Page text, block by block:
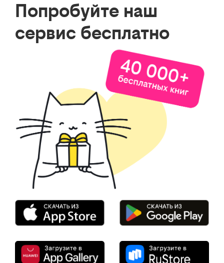
Попробуйте наш
сервис бесплатно